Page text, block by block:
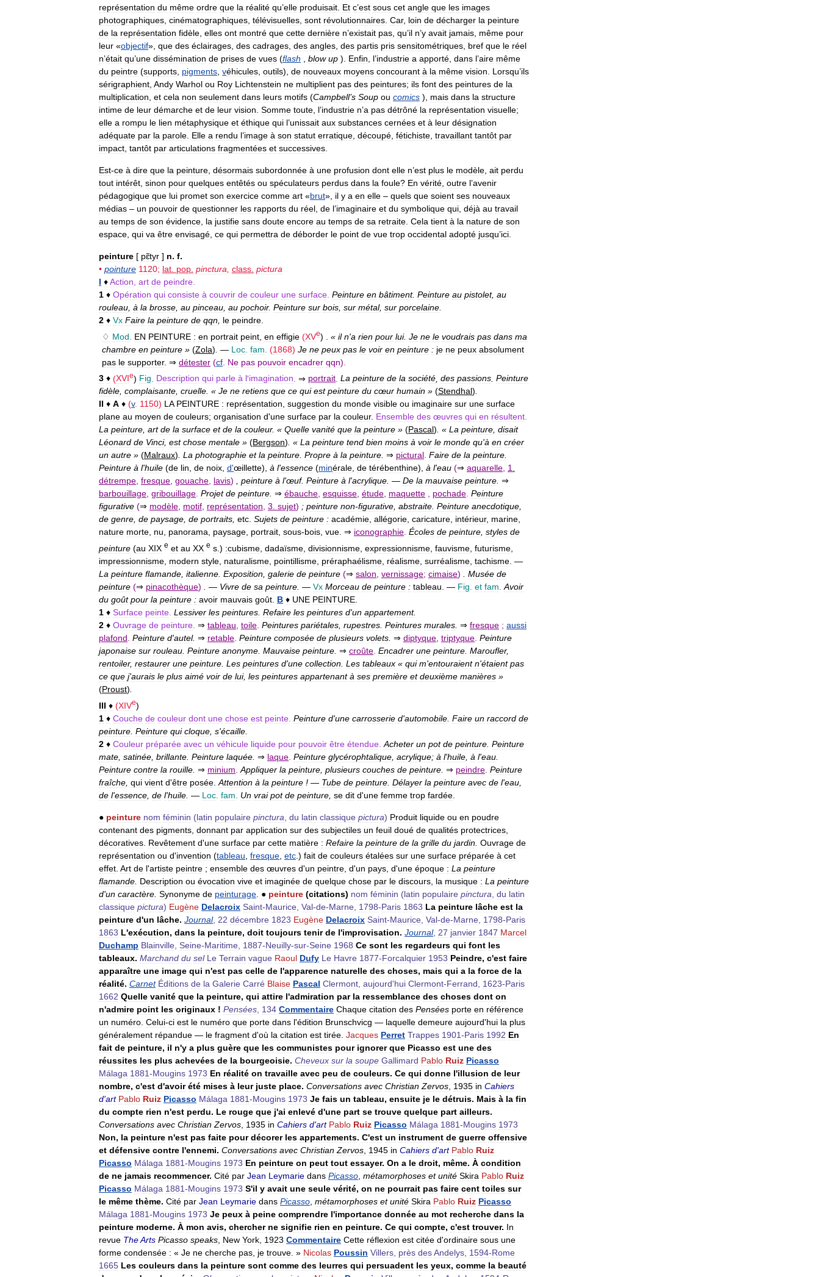
représentation du même ordre que la réalité qu’elle produisait Et c’est sous cet angle que les images
photographiques cinématographiques télévisuelles sont révolutionnaires Car, loin de décharger la peinture
de la représentation fidèle elles ont montré que cette dernière n’existait pas qu’il n’y avait jamais même pour
leur «objectif», que des éclairages des cadrages des angles des partis pris sensitométriques bref que le réel
n’était qu’une dissémination de prises de vues (flash blow up ). Enfin l’industrie a apporté dans l’aire même
du peintre (supports pigments véhicules outils), de nouveaux moyens concourant à la même vision Lorsqu’ils
sérigraphient Andy Warhol ou Roy Lichtenstein ne multiplient pas des peintures; ils font des peintures de la
multiplication et cela non seulement dans leurs motifs (Campbell’s Soup ou comics ), mais dans la structure
intime de leur démarche et de leur vision Somme toute l’industrie n’a pas détrôné la représentation visuelle;
elle a rompu le lien métaphysique et éthique qui l’unissait aux substances cernées et à leur désignation
adéquate par la parole Elle a rendu l’image à son statut erratique découpé fétichiste travaillant tantôt par
impact tantôt par articulations fragmentées et successives
Est-ce à dire que la peinture désormais subordonnée à une profusion dont elle n’est plus le modèle ait perdu
tout intérêt sinon pour quelques entêtés ou spéculateurs perdus dans la foule? En vérité outre l’avenir
pédagogique que lui promet son exercice comme art «brut», il y a en elle – quels que soient ses nouveaux
médias – un pouvoir de questionner les rapports du réel de l’imaginaire et du symbolique qui déjà au travail
au temps de son évidence la justifie sans doute encore au temps de sa retraite Cela tient à la nature de son
espace qui va être envisagé ce qui permettra de déborder le point de vue trop occidental adopté jusqu’ici
peinture [ pɛ̃tyr ] n. f.
• pointure 1120; lat pop pinctura class pictura
I ♦Action art de peindre
1 ♦ Opération qui consiste à couvrir de couleur une surface Peinture en bâtiment. Peinture au pistolet, au
rouleau à la brosse au pinceau au pochoir. Peinture sur bois sur métal, sur porcelaine
2 ♦ Vx Faire la peinture de qqn le peindre
♢ Mod EN PEINTURE : en portrait peint en effigie (XVe) . « il n'a rien pour lui. Je ne le voudrais pas dans ma
chambre en peinture » (Zola) — Loc fam (1868) Je ne peux pas le voir en peinture : je ne peux absolument
pas le supporter. ⇒ détester (cf Ne pas pouvoir encadrer qqn).
3 ♦ (XVIe) Fig Description qui parle à l'imagination ⇒ portrait La peinture de la société des passions Peinture
fidèle, complaisante, cruelle. « Je ne retiens que ce qui est peinture du cœur humain » (Stendhal).
II ♦ A ♦ (v. 1150) LA PEINTURE : représentation, suggestion du monde visible ou imaginaire sur une surface
plane au moyen de couleurs; organisation d'une surface par la couleur. Ensemble des œuvres qui en résultent.
La peinture, art de la surface et de la couleur. « Quelle vanité que la peinture » (Pascal). « La peinture, disait
Léonard de Vinci, est chose mentale » (Bergson). « La peinture tend bien moins à voir le monde qu'à en créer
un autre » (Malraux). La photographie et la peinture. Propre à la peinture. ⇒ pictural. Faire de la peinture.
Peinture à l'huile (de lin, de noix, d'œillette), à l'essence (minérale, de térébenthine), à l'eau (⇒ aquarelle, 1.
détrempe, fresque, gouache, lavis) , peinture à l'œuf. Peinture à l'acrylique. — De la mauvaise peinture. ⇒
barbouillage, gribouillage. Projet de peinture. ⇒ ébauche, esquisse, étude, maquette , pochade. Peinture
figurative (⇒ modèle, motif, représentation, 3. sujet) ; peinture non-figurative, abstraite. Peinture anecdotique,
de genre, de paysage, de portraits, etc. Sujets de peinture : académie, allégorie, caricature, intérieur, marine,
nature morte, nu, panorama, paysage, portrait, sous-bois, vue. ⇒ iconographie. Écoles de peinture, styles de
peinture (au XIX e et au XX e s .) :cubisme dadaïsme divisionnisme expressionnisme fauvisme futurisme
impressionnisme modern style naturalisme pointillisme préraphaélisme réalisme surréalisme tachisme . —
La peinture flamande italienne Exposition galerie de peinture (⇒ salon vernissage; cimaise) Musée de
peinture (⇒ pinacothèque) — Vivre de sa peinture — Vx Morceau de peinture : tableau . — Fig et fam Avoir
du goût pour la peinture : avoir mauvais goût B ♦ UNE PEINTURE
1 ♦ Surface peinte Lessiver les peintures Refaire les peintures d'un appartement.
2 ♦ Ouvrage de peinture ⇒ tableau toile Peintures pariétales rupestres Peintures murales ⇒ fresque ; aussi
plafond Peinture d'autel. ⇒ retable Peinture composée de plusieurs volets ⇒ diptyque triptyque Peinture
japonaise sur rouleau Peinture anonyme Mauvaise peinture ⇒ croûte Encadrer une peinture Maroufler,
rentoiler, restaurer une peinture Les peintures d'une collection Les tableaux « qui m'entouraient n'étaient pas
ce que j'aurais le plus aimé voir de lui, les peintures appartenant à ses première et deuxième manières »
(Proust)
III ♦ (XIVe)
1 ♦ Couche de couleur dont une chose est peinte Peinture d'une carrosserie d'automobile Faire un raccord de
peinture Peinture qui cloque s'écaille
2 ♦ Couleur préparée avec un véhicule liquide pour pouvoir être étendue Acheter un pot de peinture Peinture
mate satinée brillante Peinture laquée ⇒ laque Peinture glycérophtalique acrylique; à l'huile à l'eau
Peinture contre la rouille ⇒ minium Appliquer la peinture plusieurs couches de peinture ⇒ peindre Peinture
fraîche qui vient d'être posée Attention à la peinture ! — Tube de peinture Délayer la peinture avec de l'eau
de l'essence de l'huile — Loc fam Un vrai pot de peinture se dit d'une femme trop fardée
● peinture nom féminin (latin populaire pinctura du latin classique pictura) Produit liquide ou en poudre
contenant des pigments donnant par application sur des subjectiles un feuil doué de qualités protectrices
décoratives Revêtement d'une surface par cette matière : Refaire la peinture de la grille du jardin Ouvrage de
représentation ou d'invention (tableau fresque etc .) fait de couleurs étalées sur une surface préparée à cet
effet Art de l'artiste peintre ; ensemble des œuvres d'un peintre d'un pays d'une époque : La peinture
flamande Description ou évocation vive et imaginée de quelque chose par le discours la musique : La peinture
d'un caractère Synonyme de peinturage ● peinture (citations) nom féminin (latin populaire pinctura du latin
classique pictura) Eugène Delacroix Saint-Maurice Val-de-Marne 1798-Paris 1863 La peinture lâche est la
peinture d'un lâche. Journal, 22 décembre 1823 Eugène Delacroix Saint-Maurice Val-de-Marne 1798-Paris
1863 L'exécution, dans la peinture, doit toujours tenir de l'improvisation. Journal, 27 janvier 1847 Marcel
Duchamp Blainville Seine-Maritime 1887-Neuilly-sur-Seine 1968 Ce sont les regardeurs qui font les
tableaux. Marchand du sel Le Terrain vague Raoul Dufy Le Havre 1877-Forcalquier 1953 Peindre, c'est faire
apparaître une image qui n'est pas celle de l'apparence naturelle des choses, mais qui a la force de la
réalité. Carnet Éditions de la Galerie Carré Blaise Pascal Clermont aujourd'hui Clermont-Ferrand 1623-Paris
1662 Quelle vanité que la peinture, qui attire l'admiration par la ressemblance des choses dont on
n'admire point les originaux ! Pensées 134 Commentaire Chaque citation des Pensées porte en référence
un numéro Celui-ci est le numéro que porte dans l'édition Brunschvicg — laquelle demeure aujourd'hui la plus
généralement répandue — le fragment d'où la citation est tirée Jacques Perret Trappes 1901-Paris 1992 En
fait de peinture, il n'y a plus guère que les communistes pour ignorer que Picasso est une des
réussites les plus achevées de la bourgeoisie. Cheveux sur la soupe Gallimard Pablo Ruiz Picasso
Málaga 1881-Mougins 1973 En réalité on travaille avec peu de couleurs. Ce qui donne l'illusion de leur
nombre, c'est d'avoir été mises à leur juste place. Conversations avec Christian Zervos 1935 in Cahiers
d'art Pablo Ruiz Picasso Málaga 1881-Mougins 1973 Je fais un tableau, ensuite je le détruis. Mais à la fin
du compte rien n'est perdu. Le rouge que j'ai enlevé d'une part se trouve quelque part ailleurs.
Conversations avec Christian Zervos 1935 in Cahiers d'art Pablo Ruiz Picasso Málaga 1881-Mougins 1973
Non, la peinture n'est pas faite pour décorer les appartements. C'est un instrument de guerre offensive
et défensive contre l'ennemi. Conversations avec Christian Zervos 1945 in Cahiers d'art Pablo Ruiz
Picasso Málaga 1881-Mougins 1973 En peinture on peut tout essayer. On a le droit, même. À condition
de ne jamais recommencer. Cité par Jean Leymarie dans Picasso métamorphoses et unité Skira Pablo Ruiz
Picasso Málaga 1881-Mougins 1973 S'il y avait une seule vérité, on ne pourrait pas faire cent toiles sur
le même thème. Cité par Jean Leymarie dans Picasso métamorphoses et unité Skira Pablo Ruiz Picasso
Málaga 1881-Mougins 1973 Je peux à peine comprendre l'importance donnée au mot recherche dans la
peinture moderne. À mon avis, chercher ne signifie rien en peinture. Ce qui compte, c'est trouver. In
revue TheArts Picasso speaks New York 1923 Commentaire Cette réflexion est citée d'ordinaire sous une
forme condensée : « Je ne cherche pas je trouve . » Nicolas Poussin Villers près desAndelys 1594-Rome
1665 Les couleurs dans la peinture sont comme des leurres qui persuadent les yeux, comme la beauté